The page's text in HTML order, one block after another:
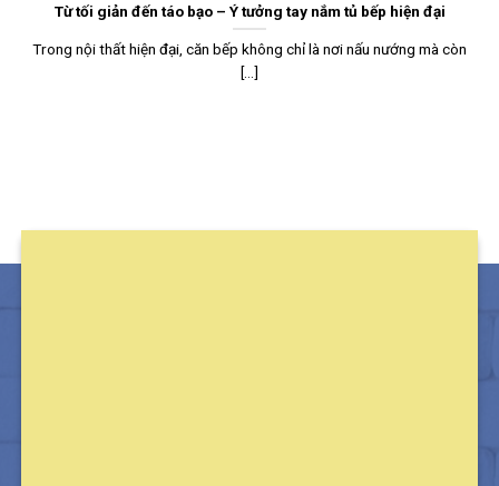
Từ tối giản đến táo bạo – Ý tưởng tay nắm tủ bếp hiện đại
Trong nội thất hiện đại, căn bếp không chỉ là nơi nấu nướng mà còn
[...]